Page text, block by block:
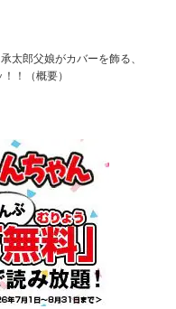
太郎父娘がカバーを飾る、
！（概要）